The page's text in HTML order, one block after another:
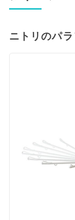
ニトリのパ